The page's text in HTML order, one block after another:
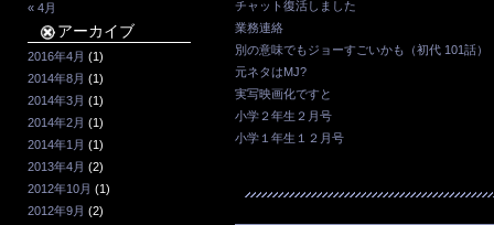
« 4月
アーカイブ
2016年4月 (1)
2014年8月 (1)
2014年3月 (1)
2014年2月 (1)
2014年1月 (1)
2013年4月 (2)
2012年10月 (1)
2012年9月 (2)
チャット復活しました
業務連絡
別の意味でもジョーすごいかも（初代 101話）
元ネタはMJ?
実写映画化ですと
小学２年生２月号
小学１年生１２月号